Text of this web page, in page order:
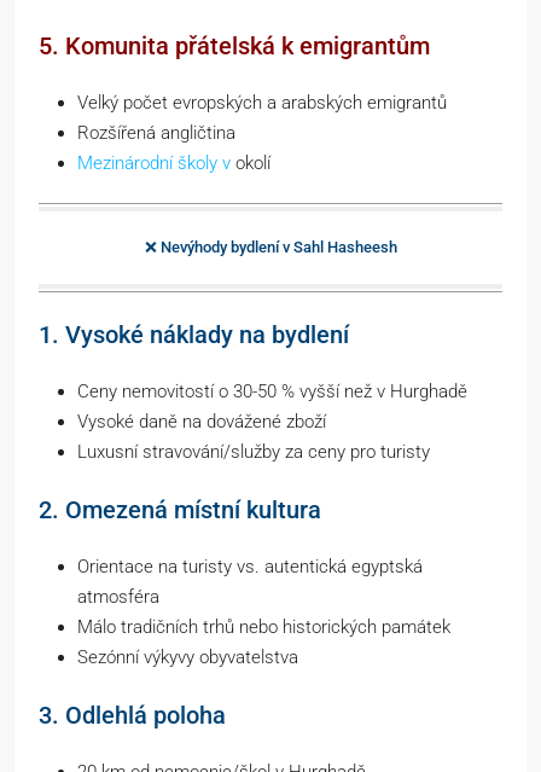
5. Komunita přátelská k emigrantům
Velký počet evropských a arabských emigrantů
Rozšířená angličtina
Mezinárodní školy v okolí
❌ Nevýhody bydlení v Sahl Hasheesh
1. Vysoké náklady na bydlení
Ceny nemovitostí o 30-50 % vyšší než v Hurghadě
Vysoké daně na dovážené zboží
Luxusní stravování/služby za ceny pro turisty
2. Omezená místní kultura
Orientace na turisty vs. autentická egyptská
atmosféra
Málo tradičních trhů nebo historických památek
Sezónní výkyvy obyvatelstva
3. Odlehlá poloha